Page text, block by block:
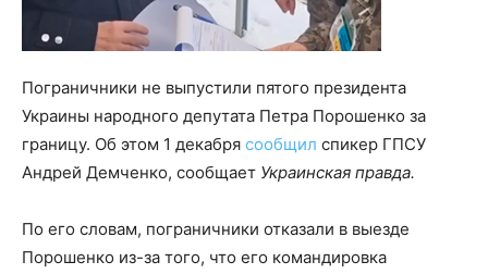
Пограничники не выпустили пятого президента
Украины народного депутата Петра Порошенко за
границу. Об этом 1 декабря сообщил спикер ГПСУ
Андрей Демченко, сообщает Украинская правда.
По его словам, пограничники отказали в выезде
Порошенко из-за того, что его командировка